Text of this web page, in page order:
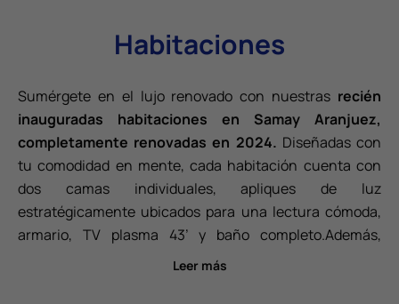
Habitaciones
Sumérgete en el lujo renovado con nuestras recién
inauguradas habitaciones en Samay Aranjuez,
completamente renovadas en 2024. Diseñadas con
tu comodidad en mente, cada habitación cuenta con
dos camas individuales, apliques de luz
estratégicamente ubicados para una lectura cómoda,
armario, TV plasma 43’ y baño completo.Además,
relájate en tu propia zona de terraza privada. En Samay
Leer más